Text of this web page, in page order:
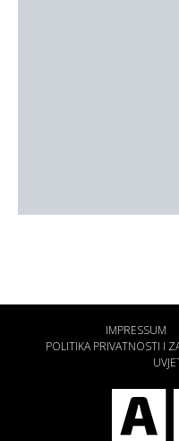
IMPRESSUM
POLITIKA PRIVATNOSTI I